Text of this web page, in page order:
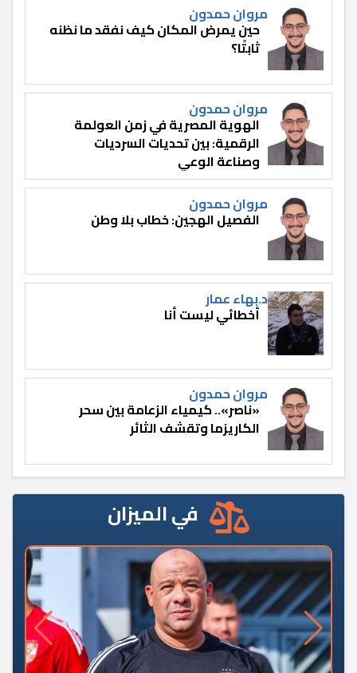
مروان حمدون
حين يمرض المكان كيف نفقد ما نظنه
ثابتًا؟
مروان حمدون
الهوية المصرية في زمن العولمة
الرقمية: بين تحديات السرديات
وصناعة الوعي
مروان حمدون
الفصيل الهجين: خطاب بلا وطن
د.بهاء عمار
أخطائي ليست أنا
مروان حمدون
«ناصر».. كيمياء الزعامة بين سحر
الكاريزما وتقشف الثائر
في الميزان